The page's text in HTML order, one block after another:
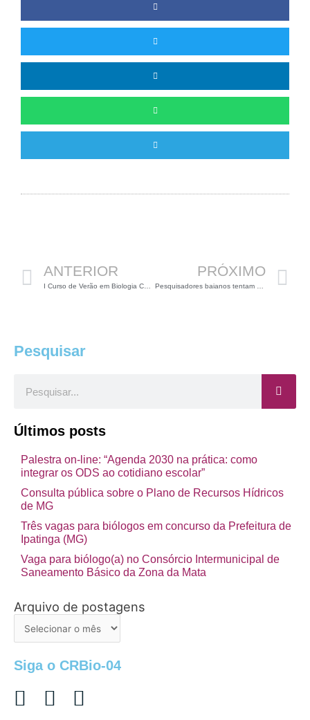
ANTERIOR
I Curso de Verão em Biologia Celular e do Desenvolvimento
PRÓXIMO
Pesquisadores baianos tentam criar vacina contra dengue
Pesquisar
Últimos posts
Palestra on-line: “Agenda 2030 na prática: como
integrar os ODS ao cotidiano escolar”
Consulta pública sobre o Plano de Recursos Hídricos
de MG
Três vagas para biólogos em concurso da Prefeitura de
Ipatinga (MG)
Vaga para biólogo(a) no Consórcio Intermunicipal de
Saneamento Básico da Zona da Mata
Arquivo de postagens
Arquivo
Siga o CRBio-04